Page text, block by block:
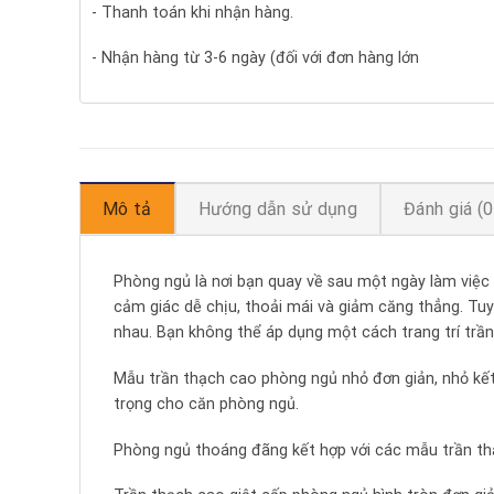
- Thanh toán khi nhận hàng.
- Nhận hàng từ 3-6 ngày (đối với đơn hàng lớn
Mô tả Đánh giá
Hướng dẫn sử dụng
Phòng ngủ là nơi bạn quay về sau một ngày làm
cảm giác dễ chịu, thoải mái và giảm căng thẳng.
nhau. Bạn không thể áp dụng một cách trang trí
Mẫu trần thạch cao phòng ngủ nhỏ đơn giản, nhỏ
trọng cho căn phòng ngủ.
Phòng ngủ thoáng đãng kết hợp với các mẫu trần